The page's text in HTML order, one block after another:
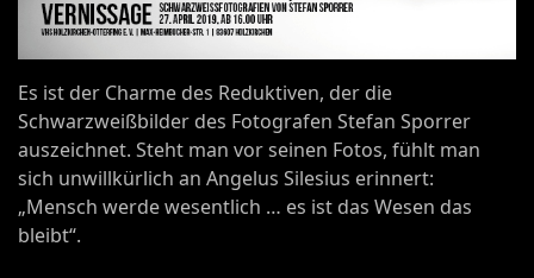
Es ist der Charme des Reduktiven, der die
Schwarzweißbilder des Fotografen Stefan Sporrer
auszeichnet. Steht man vor seinen Fotos, fühlt man
sich unwillkürlich an Angelus Silesius erinnert:
„Mensch werde wesentlich … es ist das Wesen das
bleibt“.